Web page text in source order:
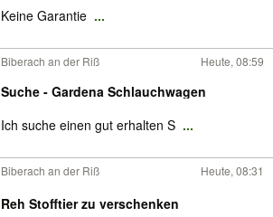
Keine Garantie ...
Biberach an der Riß Heute, 08:59
Suche - Gardena Schlauchwagen
Ich suche einen gut erhalten S ...
Biberach an der Riß Heute, 08:31
Reh Stofftier zu verschenken